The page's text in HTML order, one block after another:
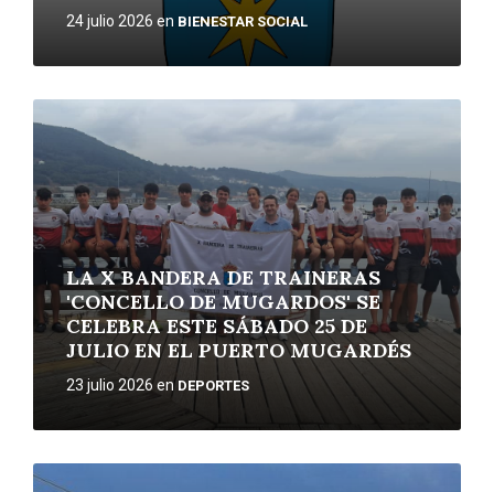
24 julio 2026 en BIENESTAR SOCIAL
LA X BANDERA DE TRAINERAS
'CONCELLO DE MUGARDOS' SE
CELEBRA ESTE SÁBADO 25 DE
JULIO EN EL PUERTO MUGARDÉS
23 julio 2026 enDEPORTES
More
More